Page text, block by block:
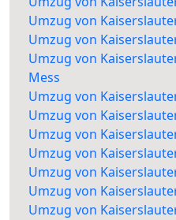
Umzug von
Umzug von
Umzug von
Mess
Umzug von
Umzug von
Umzug von
Umzug von
Umzug von
Umzug von
Umzug von